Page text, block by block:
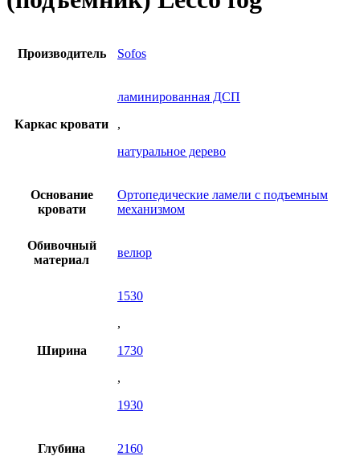
Производитель Sofos
Каркас кровати
ламинированная ДСП
,
натуральное дерево
Основание
кровати
Ортопедические ламели с подъемным
механизмом
Обивочный
материал
велюр
Ширина
1530
,
1730
,
1930
Глубина 2160